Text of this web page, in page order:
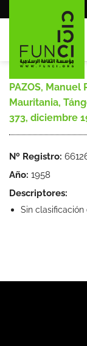
al
PAZOS, Manuel
Mauritania,
373, diciembre
Nº Registro:
Año: 1958
Descriptores:
Sin clasificación